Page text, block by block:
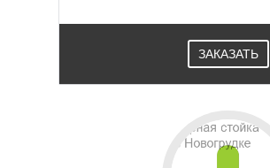
ЗАКАЗАТЬ